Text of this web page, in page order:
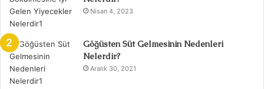
Nisan 4, 2023
Göğüsten Süt Gelmesinin Nedenleri
Nelerdir?
Aralık 30, 2021